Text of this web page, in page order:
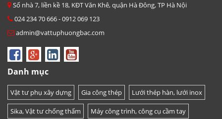
Số nhà 7, liền kề 18, KĐT Văn Khê, quận Hà Đông, TP Hà Nội
024 234 70 666 - 0912 069 123
admin@vattuphuongbac.com
Danh mục
Vật tư phụ xây dựng Gia công thép Lưới thép hàn, lưới inox
Sika, Vật tư chống thấm Máy công trình, công cụ cầm tay